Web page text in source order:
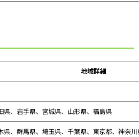
地域詳細
県、 岩手県、宮城県、山形県、福島県
県、群馬県、埼玉県、千葉県、東京都、神奈